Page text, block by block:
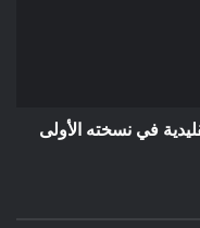
منخرطي هذا الحزب
الذي يتزعم هذه
في نسخته الأولى